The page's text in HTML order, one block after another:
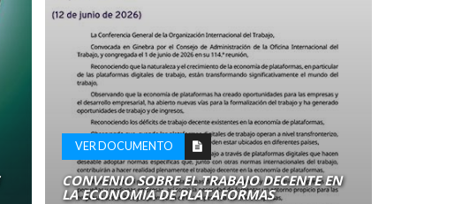
VER DOCUMENTO
CONVENIO SOBRE EL TRABAJO DECENTE EN
LA ECONOMÍA DE PLATAFORMAS